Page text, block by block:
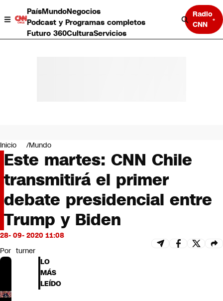
PaísMundoNegocios
Podcast y Programas completos
Futuro 360CulturaServicios
Radio
CNN
Negocios
Deportes
Programas completos
Cultura
Servicios
Bits
CNN tiempo
Futuro 360
Inicio Mundo
Este martes: CNN Chile
transmitirá el primer
debate presidencial entre
Trump y Biden
28- 09- 2020 11:08
Por turner
LO
MÁS
LEÍDO